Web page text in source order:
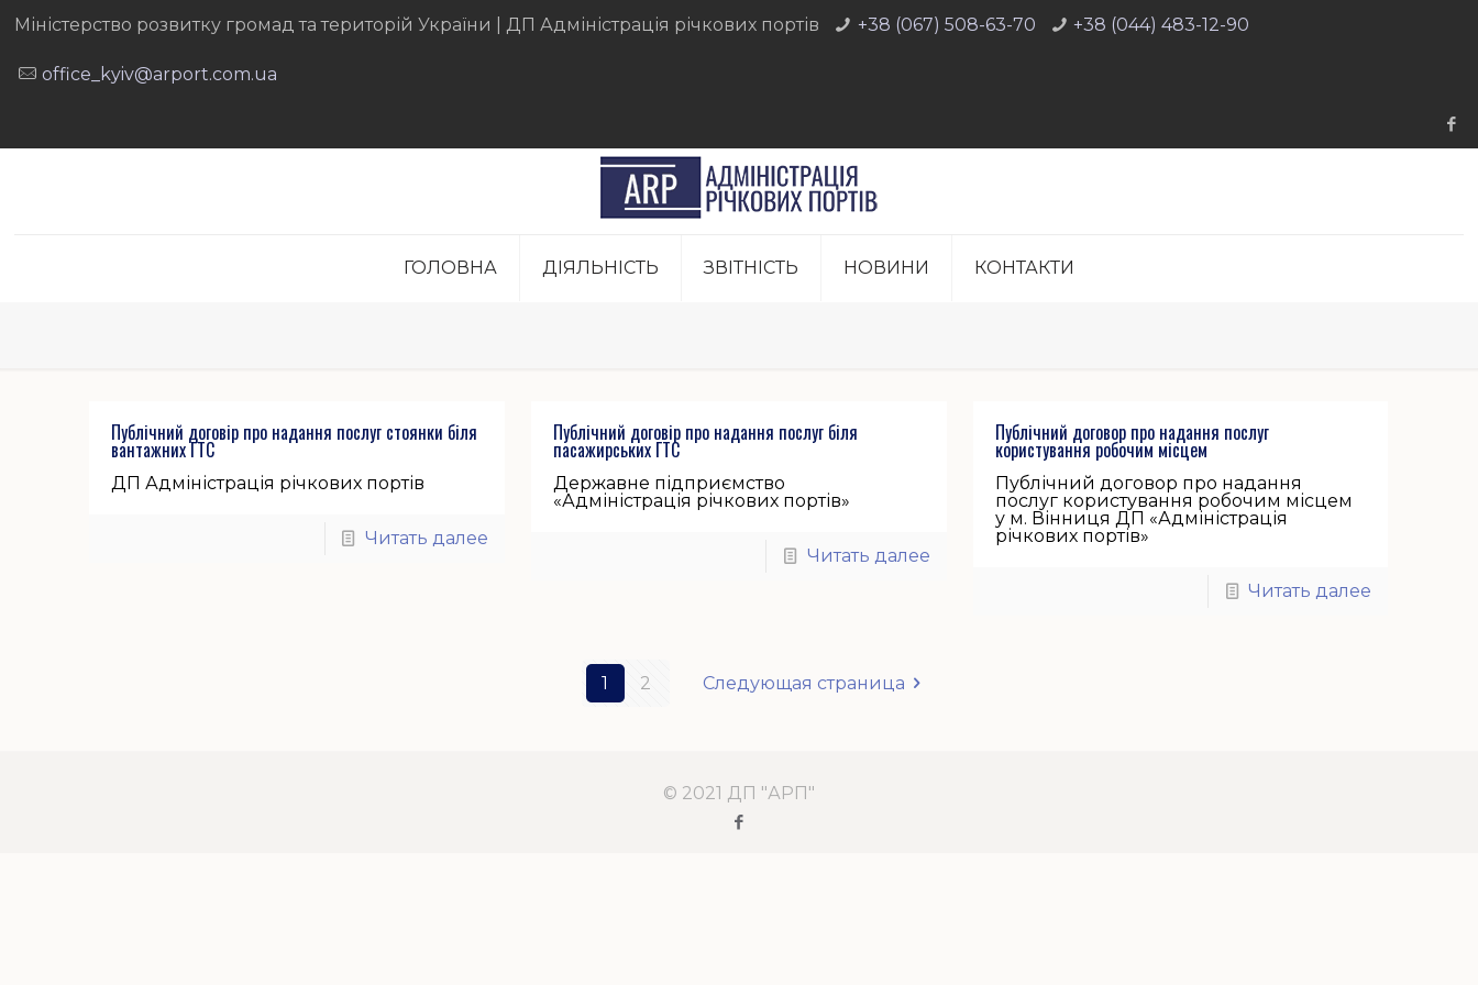
Міністерство розвитку громад та територій України | ДП Адміністрація річкових портів +38 (067) 508-63-70 +38 (044) 483-12-90
office_kyiv@arport.com.ua
ГОЛОВНА ДІЯЛЬНІСТЬ ЗВIТНIСТЬ НОВИНИ КОНТАКТИ
Публічний договір про надання послуг стоянки біля
вантажних ГТС
ДП Адміністрація річкових портів
Читать далее
Публічний договір про надання послуг біля
пасажирських ГТС
Державне підприємство
«Адміністрація річкових портів»
Читать далее
Публічний договор про надання послуг
користування робочим місцем
Публічний договор про надання
послуг користування робочим місцем
у м. Вінниця ДП «Адміністрація
річкових портів»
Читать далее
1 2 Следующая страница
© 2021 ДП "АРП"